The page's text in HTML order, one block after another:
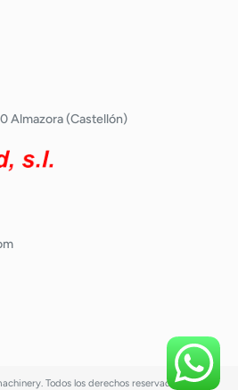
Almazora (Castellón)
Todos los derechos reservados.